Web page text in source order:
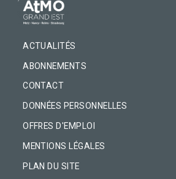
ACTUALITÉS
ABONNEMENTS
CONTACT
DONNÉES PERSONNELLES
OFFRES D'EMPLOI
MENTIONS LÉGALES
PLAN DU SITE